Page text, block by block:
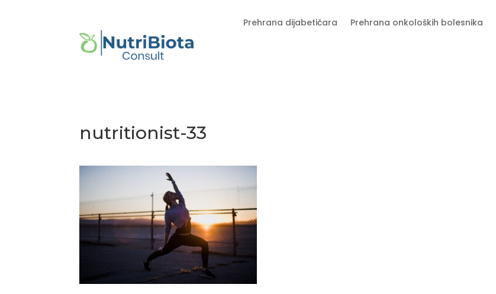
Prehrana dijabetičara Prehrana onkoloških bolesnika
nutritionist-33